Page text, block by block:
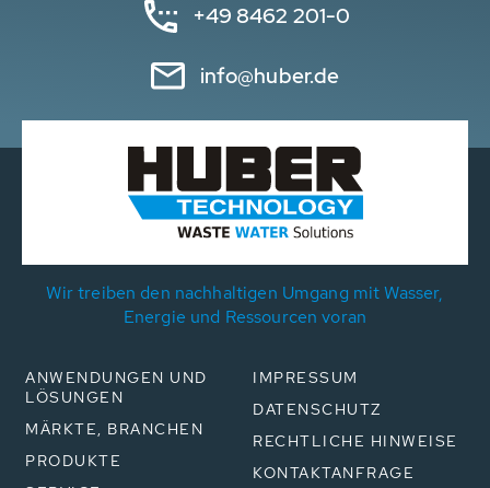
+49 8462 201-0
info@huber.de
Wir treiben den nachhaltigen Umgang mit Wasser,
Energie und Ressourcen voran
ANWENDUNGEN UND
LÖSUNGEN
MÄRKTE, BRANCHEN
PRODUKTE
IMPRESSUM
DATENSCHUTZ
RECHTLICHE HINWEISE
KONTAKTANFRAGE